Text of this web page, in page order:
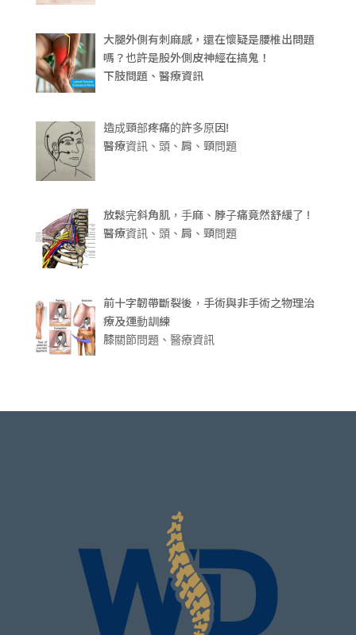
大腿外側有刺麻感，還在懷疑是腰椎出問題
嗎？也許是股外側皮神經在搞鬼！
下肢問題、醫療資訊
造成頸部疼痛的許多原因!
醫療資訊、頭、肩、頸問題
放鬆完斜角肌，手麻、脖子痛竟然舒緩了 !
醫療資訊、頭、肩、頸問題
前十字韌帶斷裂後，手術與非手術之物理治
療及運動訓練
膝關節問題、醫療資訊